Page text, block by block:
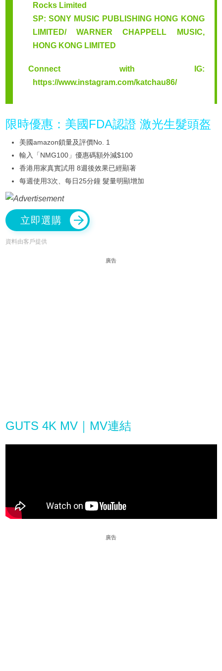
Rocks Limited
SP: SONY MUSIC PUBLISHING HONG KONG
LIMITED/ WARNER CHAPPELL MUSIC,
HONG KONG LIMITED
Connect with IG:
https://www.instagram.com/katchau86/
限時優惠：美國FDA認證 激光生髮頭盔
美國amazon鎖量及評價No. 1
輸入「NMG100」優惠碼額外減$100
香港用家真實試用 8週後效果已經顯著
每週使用3次、每日25分鐘 髮量明顯增加
立即選購
資料由客戶提供
廣告
GUTS 4K MV｜MV連結
廣告